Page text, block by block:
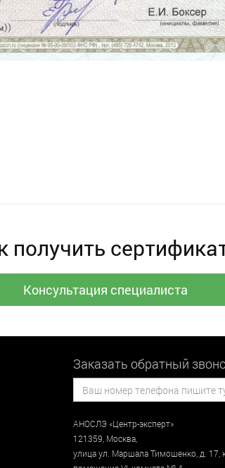
получить
Консультация специалиста
Заказать обратный
АНОСЛЭ «Центр-эксперт»
121359, Москва,
улицаул. Маршала Тимошенко, д. 17,